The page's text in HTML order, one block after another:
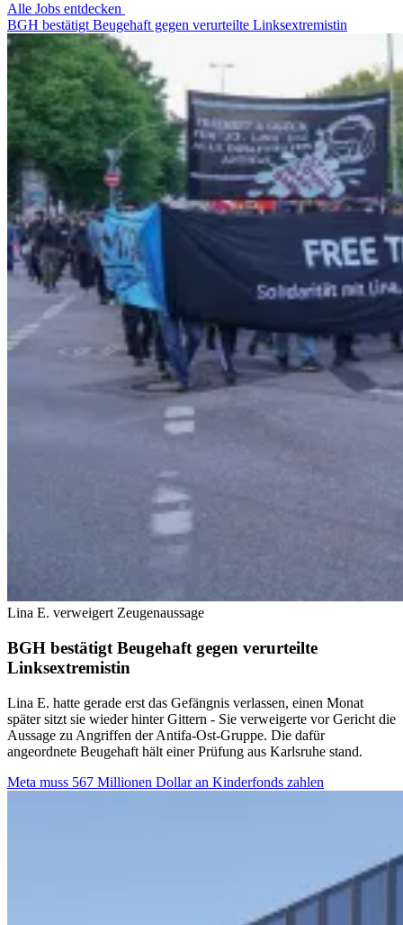
Alle Jobs entdecken
BGH bestätigt Beugehaft gegen verurteilte Linksextremistin
Lina E. verweigert Zeugenaussage
BGH bestätigt Beugehaft gegen verurteilte
Linksextremistin
Lina E. hatte gerade erst das Gefängnis verlassen, einen Monat
später sitzt sie wieder hinter Gittern - Sie verweigerte vor Gericht die
Aussage zu Angriffen der Antifa-Ost-Gruppe. Die dafür
angeordnete Beugehaft hält einer Prüfung aus Karlsruhe stand.
Meta muss 567 Millionen Dollar an Kinderfonds zahlen